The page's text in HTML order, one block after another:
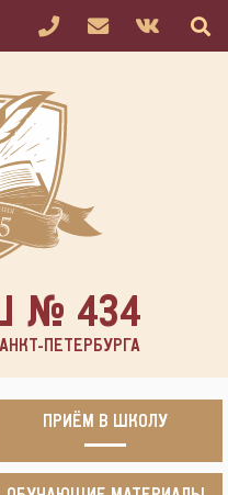
№ 434
ПЕТЕРБУРГА
ПРИЁМ В ШКОЛУ